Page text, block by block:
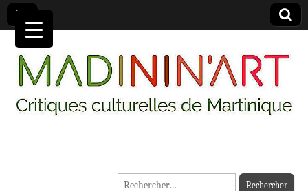
MADININ'ART
Rechercher :